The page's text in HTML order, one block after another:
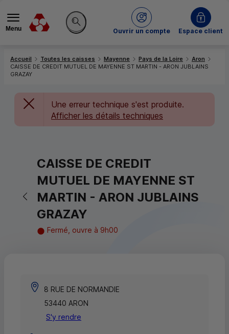
Menu
Rechercher sur le site
Ouvrir un compte
du Crédit MutuelEspace client
Accueil Toutes les caisses Mayenne Pays de la Loire
Aron
CAISSE DE CREDIT MUTUEL DE MAYENNE ST MARTIN - ARON JUBLAINS
GRAZAY
Une erreur technique s'est produite.
Afficher les détails techniques
Retour vers la page précédente
CAISSE DE CREDIT
MUTUEL DE MAYENNE ST
MARTIN - ARON JUBLAINS
GRAZAY
Fermé, ouvre à 9h00
8 RUE DE NORMANDIE
53440 ARON
S'y rendre